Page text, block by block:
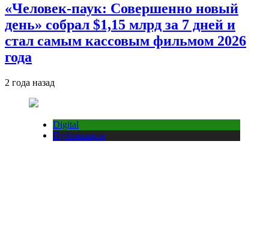
«Человек-паук: Совершенно новый
день» собрал $1,15 млрд за 7 дней и
стал самым кассовым фильмом 2026
года
2 года назад
Digital
Публикации